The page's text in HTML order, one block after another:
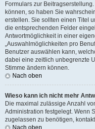
Formulars zur
können, so haben Sie
erstellen. Sie sollten einen Titel
die entsprechenden Felder
Antwortmöglichkeit in einer
„Auswahlmöglichkeiten pro
Benutzer auswählen kann,
dabei eine zeitlich unbegrenzte
Stimme ändern können.
Nach oben
Wieso kann ich nicht mehr
Die maximal zulässige Anzahl
Administration festgelegt. Wenn
zugelassen zu benötigen,
Nach oben